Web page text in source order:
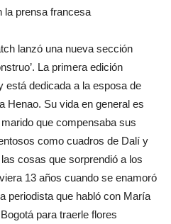
la prensa francesa
lanzó una nueva sección
La primera edición
está dedicada a la esposa de
Henao. Su vida en general es
que compensaba sus
como cuadros de Dalí y
cosas que sorprendió a los
13 años cuando se enamoró
periodista que habló con María
para traerle flores